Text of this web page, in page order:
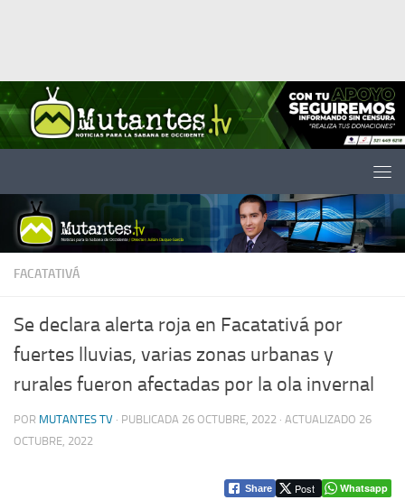
FACATATIVÁ
Se declara alerta roja en Facatativá por
fuertes lluvias, varias zonas urbanas y
rurales fueron afectadas por la ola invernal
POR MUTANTES TV · PUBLICADA 26 OCTUBRE, 2022 · ACTUALIZADO 26
OCTUBRE, 2022
Share Post Whatsapp